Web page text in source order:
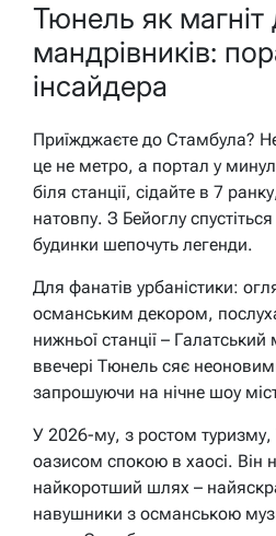
Тюнель як магніт
мандрівників:
інсайдера
Приїжджаєте до Стамбула?
це не метро, а портал у
біля станції, сідайте в 7
натовпу. З Бейоглу
будинки шепочуть легенди.
Для фанатів урбаністики:
османським декором,
нижньої станції –
ввечері Тюнель сяє
запрошуючи на нічне шоу
У 2026-му, з ростом
оазисом спокою в хаосі. Він
найкоротший шлях –
навушники з османською